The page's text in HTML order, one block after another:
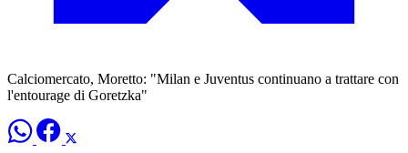
Calciomercato, Moretto: "Milan e Juventus continuano a trattare con
l'entourage di Goretzka"